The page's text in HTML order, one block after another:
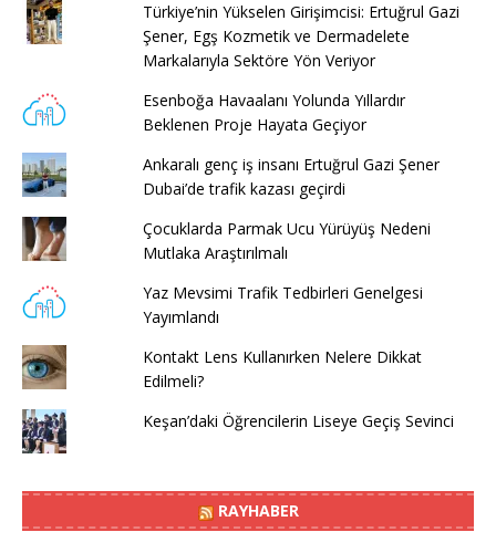
Türkiye’nin Yükselen Girişimcisi: Ertuğrul Gazi
Şener, Egş Kozmetik ve Dermadelete
Markalarıyla Sektöre Yön Veriyor
Esenboğa Havaalanı Yolunda Yıllardır
Beklenen Proje Hayata Geçiyor
Ankaralı genç iş insanı Ertuğrul Gazi Şener
Dubai’de trafik kazası geçirdi
Çocuklarda Parmak Ucu Yürüyüş Nedeni
Mutlaka Araştırılmalı
Yaz Mevsimi Trafik Tedbirleri Genelgesi
Yayımlandı
Kontakt Lens Kullanırken Nelere Dikkat
Edilmeli?
Keşan’daki Öğrencilerin Liseye Geçiş Sevinci
RAYHABER